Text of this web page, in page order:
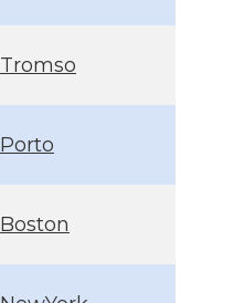
Tromso
Porto
Boston